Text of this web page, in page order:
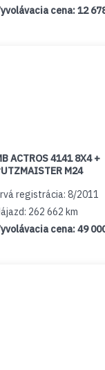
cena:12
ACTROS 4141 8X4 +
M24
registrácia: 8/2011
262 662 km
cena:49